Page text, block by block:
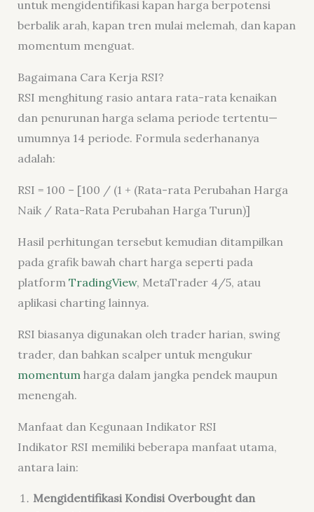
untuk mengidentifikasi kapan harga berpotensi
berbalik arah, kapan tren mulai melemah, dan kapan
momentum menguat.
Bagaimana Cara Kerja RSI?
RSI menghitung rasio antara rata-rata kenaikan
dan penurunan harga selama periode tertentu—
umumnya 14 periode. Formula sederhananya
adalah:
RSI = 100 – [100 / (1 + (Rata-rata Perubahan Harga
Naik / Rata-Rata Perubahan Harga Turun)]
Hasil perhitungan tersebut kemudian ditampilkan
pada grafik bawah chart harga seperti pada
platform TradingView, MetaTrader 4/5, atau
aplikasi charting lainnya.
RSI biasanya digunakan oleh trader harian, swing
trader, dan bahkan scalper untuk mengukur
momentumharga dalam jangka pendek maupun
menengah.
Manfaat dan Kegunaan Indikator RSI
Indikator RSI memiliki beberapa manfaat utama,
antara lain:
Mengidentifikasi Kondisi Overbought dan